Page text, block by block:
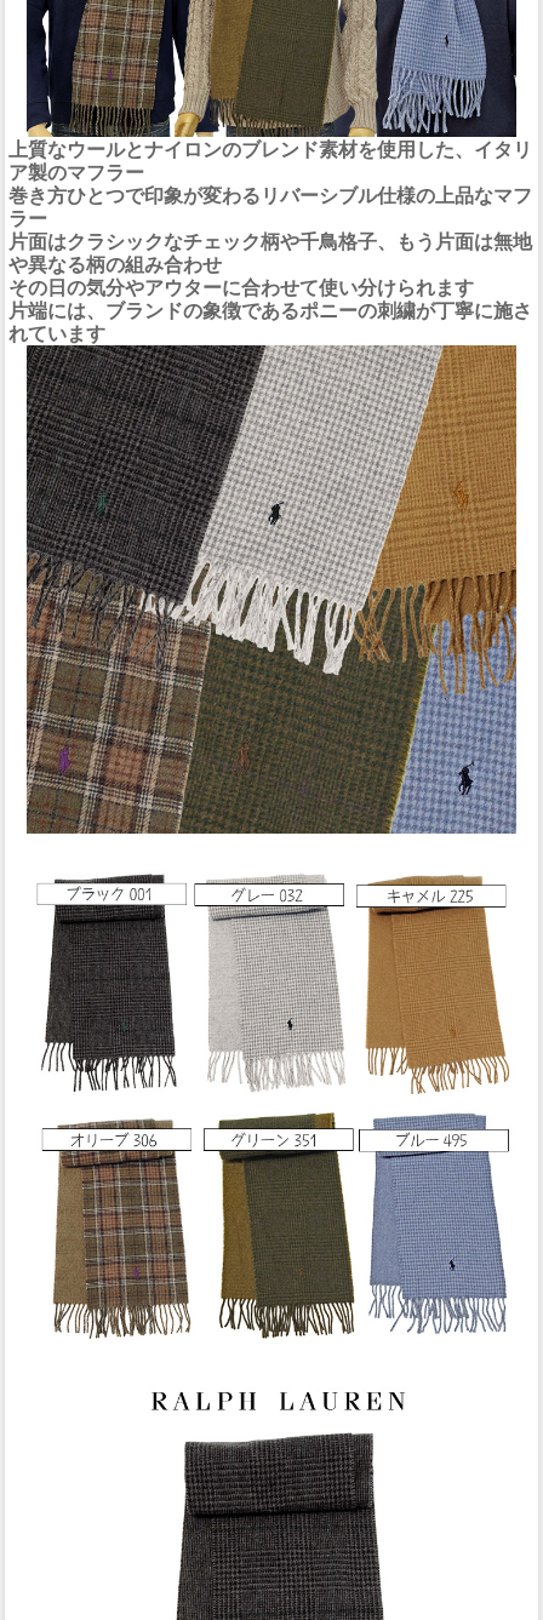
上質なウールとナイロンのブレンド素材を使用した、イタリ
ア製のマフラー
巻き方ひとつで印象が変わるリバーシブル仕様の上品なマフ
ラー
片面はクラシックなチェック柄や千鳥格子、もう片面は無地
や異なる柄の組み合わせ
その日の気分やアウターに合わせて使い分けられます
片端には、ブランドの象徴であるポニーの刺繍が丁寧に施さ
れています